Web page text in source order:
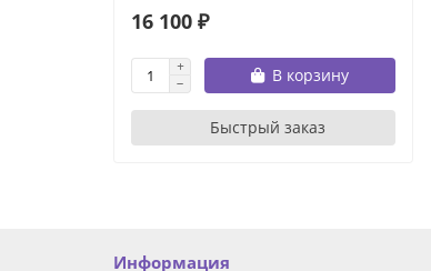
16 100 ₽
В корзину
Быстрый заказ
Информация